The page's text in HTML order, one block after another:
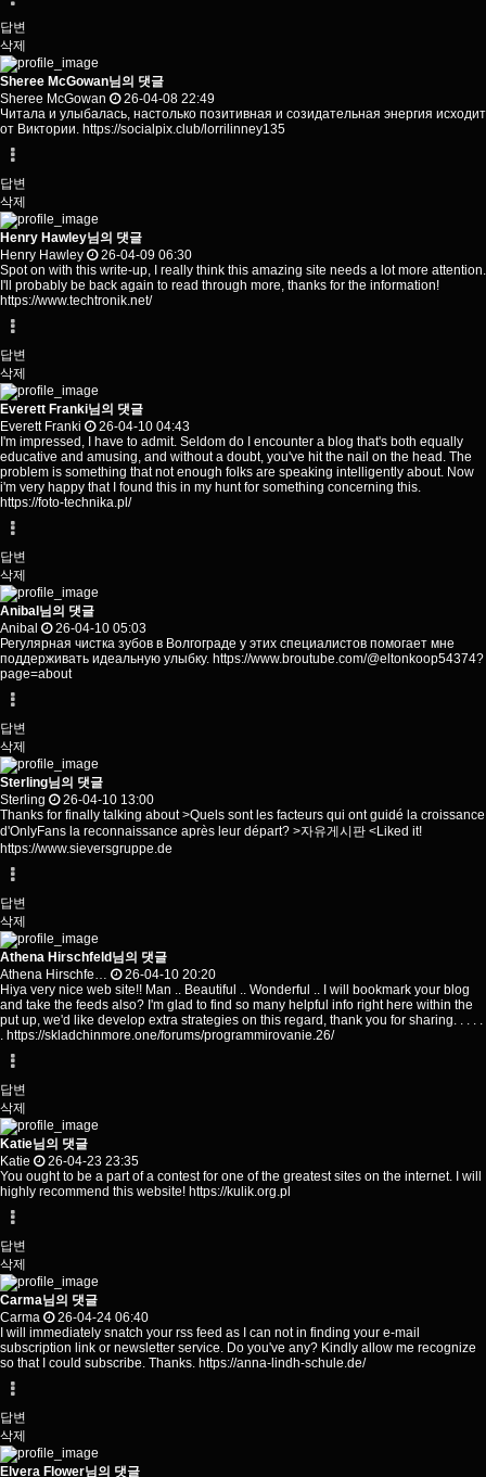
답변
삭제
Sheree McGowan님의 댓글
Sheree McGowan
26-04-08 22:49
Читала и улыбалась, настолько позитивная и созидательная энергия исходит
от Виктории. https://socialpix.club/lorrilinney135
답변
삭제
Henry Hawley님의 댓글
Henry Hawley
26-04-09 06:30
Spot on with this write-up, I really think this amazing site needs a lot more attention.
I'll probably be back again to read through more, thanks for the information!
https://www.techtronik.net/
답변
삭제
Everett Franki님의 댓글
Everett Franki
26-04-10 04:43
I'm impressed, I have to admit. Seldom do I encounter a blog that's both equally
educative and amusing, and without a doubt, you've hit the nail on the head. The
problem is something that not enough folks are speaking intelligently about. Now
i'm very happy that I found this in my hunt for something concerning this.
https://foto-technika.pl/
답변
삭제
Anibal님의 댓글
Anibal
26-04-10 05:03
Регулярная чистка зубов в Волгограде у этих специалистов помогает мне
поддерживать идеальную улыбку. https://www.broutube.com/@eltonkoop54374?
page=about
답변
삭제
Sterling님의 댓글
Sterling
26-04-10 13:00
Thanks for finally talking about >Quels sont les facteurs qui ont guidé la croissance
d'OnlyFans la reconnaissance après leur départ? >자유게시판 <Liked it!
https://www.sieversgruppe.de
답변
삭제
Athena Hirschfeld님의 댓글
Athena Hirschfe…
26-04-10 20:20
Hiya very nice web site!! Man .. Beautiful .. Wonderful .. I will bookmark your blog
and take the feeds also? I'm glad to find so many helpful info right here within the
put up, we'd like develop extra strategies on this regard, thank you for sharing. . . . .
. https://skladchinmore.one/forums/programmirovanie.26/
답변
삭제
Katie님의 댓글
Katie
26-04-23 23:35
You ought to be a part of a contest for one of the greatest sites on the internet. I will
highly recommend this website! https://kulik.org.pl
답변
삭제
Carma님의 댓글
Carma
26-04-24 06:40
I will immediately snatch your rss feed as I can not in finding your e-mail
subscription link or newsletter service. Do you've any? Kindly allow me recognize
so that I could subscribe. Thanks. https://anna-lindh-schule.de/
답변
삭제
Elvera Flower님의 댓글